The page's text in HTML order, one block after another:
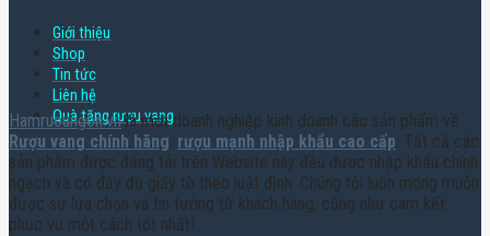
Giới thiệu
Shop
Tin tức
Liên hệ
Quà tặng rượu vang
Hamruoungon.vnlà một doanh nghiệp kinh doanh các sản phẩm về
Rượu vang chính hãng, rượu mạnh nhập khẩu cao cấp. Tất cả các
sản phẩm được đăng tải trên Website này đều được nhập khẩu chính
ngạch và có đầy đủ giấy tờ theo luật định. Chúng tôi luôn mong muốn
được sự lựa chọn và tin tưởng từ khách hàng, cũng như cam kết
phục vụ một cách tốt nhất!